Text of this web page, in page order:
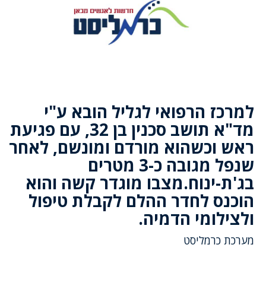
למרכז הרפואי לגליל הובא ע"י
מד"א תושב סכנין בן 32, עם פגיעת
ראש וכשהוא מורדם ומונשם, לאחר
שנפל מגובה כ-3 מטרים
בג'ת-ינוח.מצבו מוגדר קשה והוא
הוכנס לחדר ההלם לקבלת טיפול
ולצילומי הדמיה.
מערכת כרמליסט